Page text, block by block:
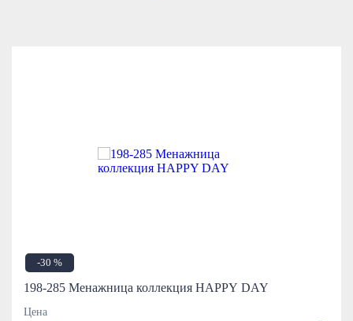
-30 %
198-285 Менажница коллекция HAPPY DAY
Цена